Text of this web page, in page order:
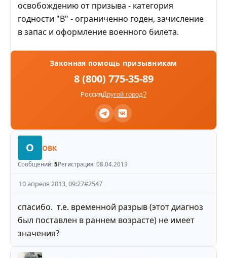
освобождению от призыва - категория
годности "В" - ограниченно годен, зачисление
в запас и оформление военного билета.
Законная помощь призывникам
8 (800) 775-35-89
РоссияДругой город?
О ОВК
Сообщений: 5Регистрация: 08.04.2013
10 апреля 2013, 09:27#2547
спасибо. т.е. временной разрыв (этот диагноз
был поставлен в раннем возрасте) не имеет
значения?